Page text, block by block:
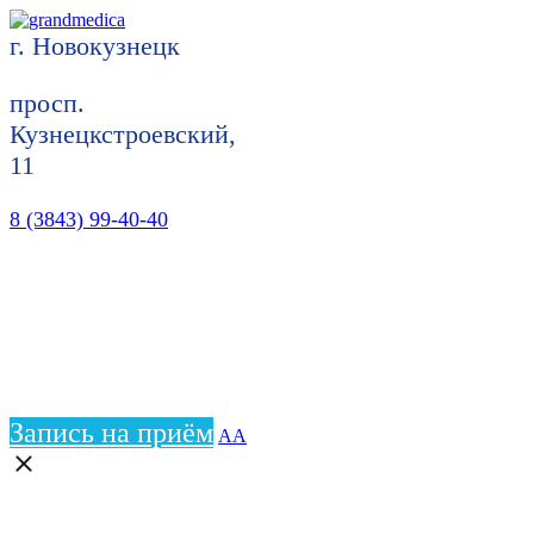
г. Новокузнецк
просп.
Кузнецкстроевский,
11
8 (3843) 99-40-40
Запись на приём АА